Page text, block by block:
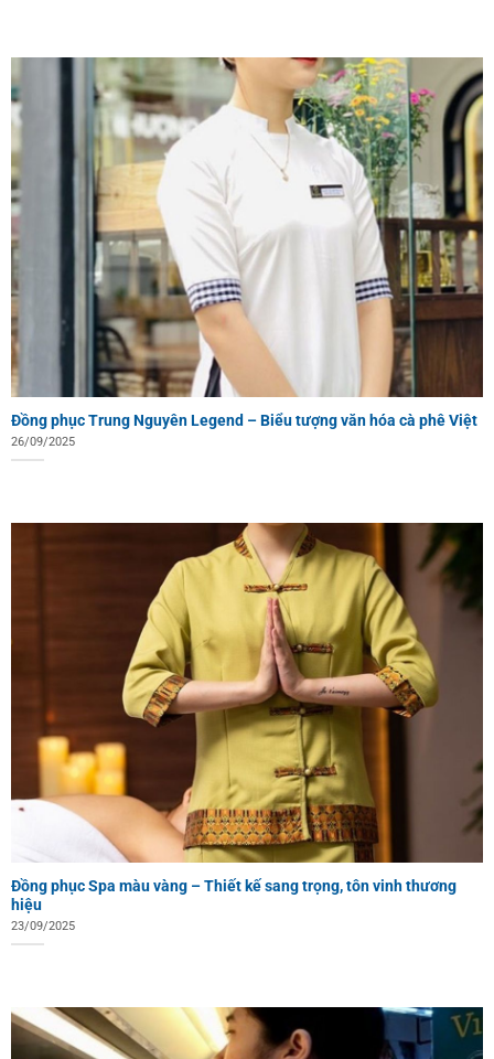
Đồng phục Trung Nguyên Legend – Biểu tượng văn hóa cà phê Việt
26/09/2025
Đồng phục Spa màu vàng – Thiết kế sang trọng, tôn vinh thương
hiệu
23/09/2025